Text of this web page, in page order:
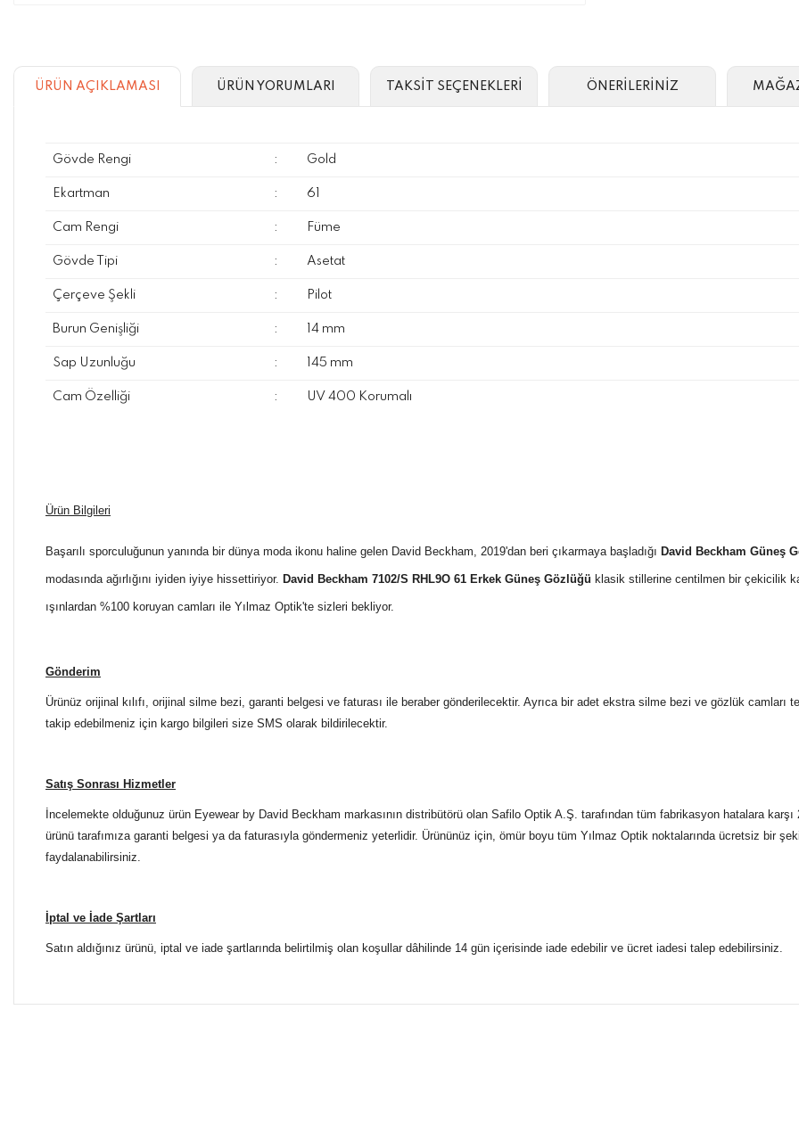
ÜRÜN AÇIKLAMASI ÜRÜN YORUMLARI TAKSİT SEÇENEKLERİ ÖNERİLERİNİZ
Gövde Rengi : Gold
Ekartman : 61
Cam Rengi : Füme
Gövde Tipi : Asetat
Çerçeve Şekli : Pilot
Burun Genişliği : 14 mm
Sap Uzunluğu : 145 mm
Cam Özelliği : UV 400 Korumalı
Ürün Bilgileri
Başarılı sporculuğunun yanında bir dünya moda ikonu haline gelen David Beckham, 2019'dan beri çıkarmaya başladığı David Beckham Güneş
modasında ağırlığını iyiden iyiye hissettiriyor. David Beckham 7102/S RHL9O 61 Erkek Güneş Gözlüğü klasik stillerine centilmen bir çekicilik
ışınlardan %100 koruyan camları ile Yılmaz Optik'te sizleri bekliyor.
Gönderim
Ürünüz orijinal kılıfı, orijinal silme bezi, garanti belgesi ve faturası ile beraber gönderilecektir. Ayrıca bir adet ekstra silme bezi ve gözlük
takip edebilmeniz için kargo bilgileri size SMS olarak bildirilecektir.
Satış Sonrası Hizmetler
İncelemekte olduğunuz ürün Eyewear by David Beckham markasının distribütörü olan Safilo Optik A.Ş. tarafından tüm fabrikasyon hatalara
ürünü tarafımıza garanti belgesi ya da faturasıyla göndermeniz yeterlidir. Ürününüz için, ömür boyu tüm Yılmaz Optik noktalarında ücretsiz bir
faydalanabilirsiniz.
İptal ve İade Şartları
Satın aldığınız ürünü, iptal ve iade şartlarında belirtilmiş olan koşullar dâhilinde 14 gün içerisinde iade edebilir ve ücret iadesi talep edebilirsiniz.